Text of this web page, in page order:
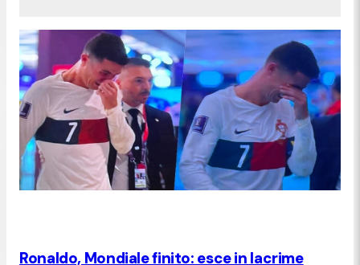
Ronaldo, Mondiale finito: esce in lacrime